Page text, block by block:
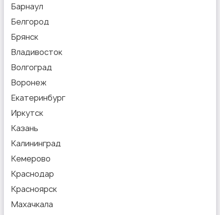
Барнаул
Белгород
Брянск
Владивосток
Волгоград
Воронеж
Екатеринбург
Иркутск
Казань
Калининград
Кемерово
Краснодар
Красноярск
Махачкала